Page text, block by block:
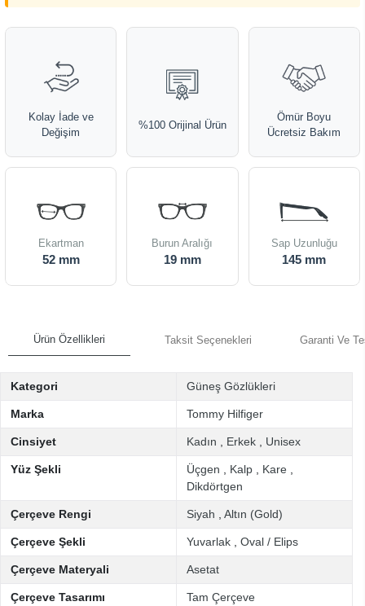
Kolay İade ve
Değişim
%100 Orijinal Ürün
Ömür Boyu
Ücretsiz Bakım
Ekartman
52 mm
Burun Aralığı
19 mm
Sap Uzunluğu
145 mm
Ürün Özellikleri Taksit Seçenekleri Garanti Ve
Kategori Güneş Gözlükleri
Marka Tommy Hilfiger
Cinsiyet Kadın Erkek Unisex
Yüz Şekli Üçgen Kalp Kare
Dikdörtgen
Çerçeve Rengi Siyah Altın (Gold)
Çerçeve Şekli Yuvarlak Oval / Elips
Çerçeve Materyali Asetat
Çerçeve Tasarımı Tam Çerçeve